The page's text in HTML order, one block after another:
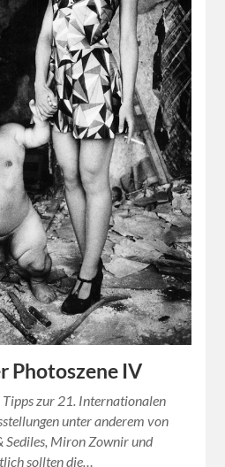
Photoszene IV
Tipps zur 21. Internationalen
unter anderem von
Sediles, Miron Zownir und
sollten die…